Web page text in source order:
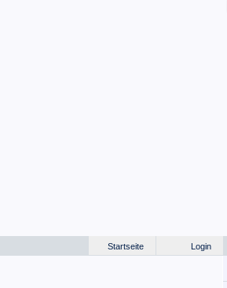
Login
Startseite